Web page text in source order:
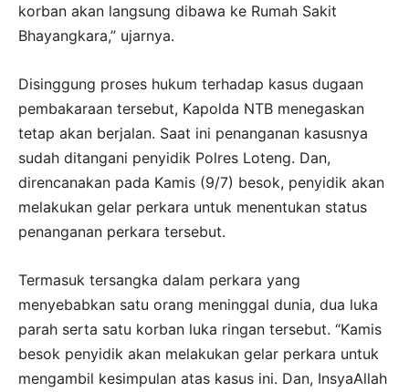
korban akan langsung dibawa ke Rumah Sakit
Bhayangkara,” ujarnya.
Disinggung proses hukum terhadap kasus dugaan
pembakaraan tersebut, Kapolda NTB menegaskan
tetap akan berjalan. Saat ini penanganan kasusnya
sudah ditangani penyidik Polres Loteng. Dan,
direncanakan pada Kamis (9/7) besok, penyidik akan
melakukan gelar perkara untuk menentukan status
penanganan perkara tersebut.
Termasuk tersangka dalam perkara yang
menyebabkan satu orang meninggal dunia, dua luka
parah serta satu korban luka ringan tersebut. “Kamis
besok penyidik akan melakukan gelar perkara untuk
mengambil kesimpulan atas kasus ini. Dan, InsyaAllah